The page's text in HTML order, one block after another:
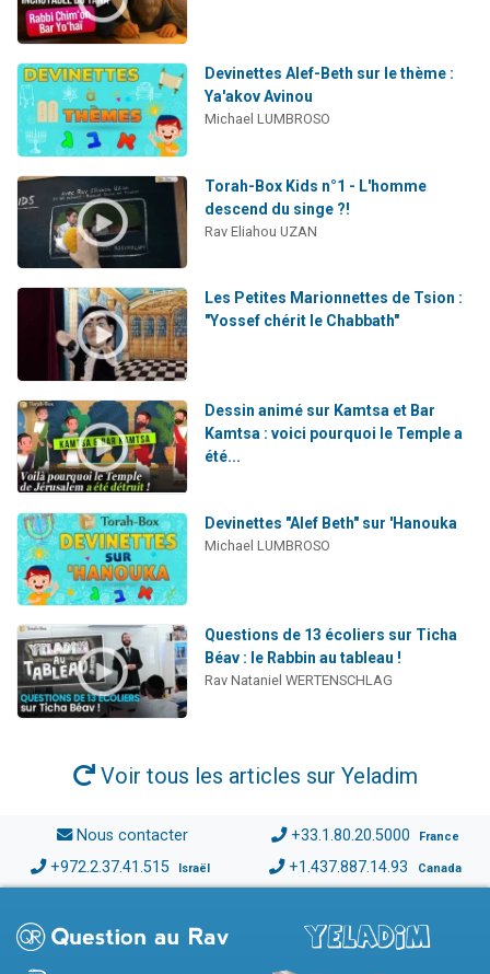
Devinettes Alef-Beth sur le thème :
Ya'akov Avinou
Michael LUMBROSO
Torah-Box Kids n°1 - L'homme
descend du singe ?!
Rav Eliahou UZAN
Les Petites Marionnettes de Tsion :
"Yossef chérit le Chabbath"
Dessin animé sur Kamtsa et Bar
Kamtsa : voici pourquoi le Temple a
été...
Devinettes "Alef Beth" sur 'Hanouka
Michael LUMBROSO
Questions de 13 écoliers sur Ticha
Béav : le Rabbin au tableau !
Rav Nataniel WERTENSCHLAG
Voir tous les articles sur Yeladim
Nous contacter +33.1.80.20.5000 France
+972.2.37.41.515 Israël +1.437.887.14.93 Canada